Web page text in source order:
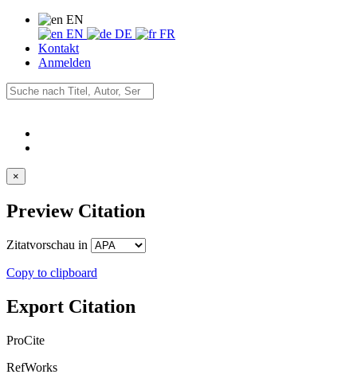
EN
EN
DE
FR
Kontakt
Anmelden
×
Preview Citation
Zitatvorschau in
Copy to clipboard
Export Citation
ProCite
RefWorks